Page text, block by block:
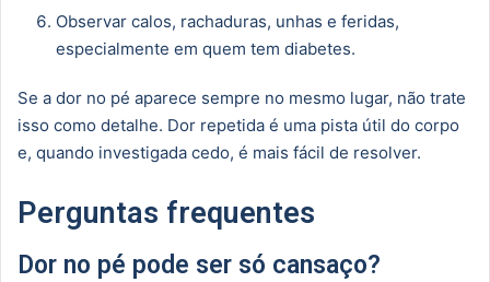
Observar calos, rachaduras, unhas e feridas,
especialmente em quem tem diabetes.
Se a dor no pé aparece sempre no mesmo lugar, não trate
isso como detalhe. Dor repetida é uma pista útil do corpo
e, quando investigada cedo, é mais fácil de resolver.
Perguntas frequentes
Dor no pé pode ser só cansaço?